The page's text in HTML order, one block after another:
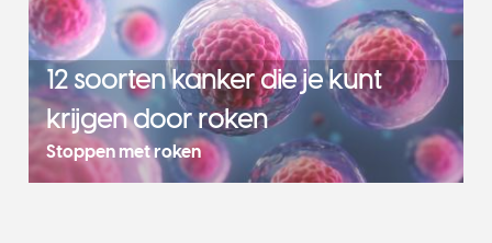
12 soorten kanker die je kunt
krijgen door roken
Stoppen met roken